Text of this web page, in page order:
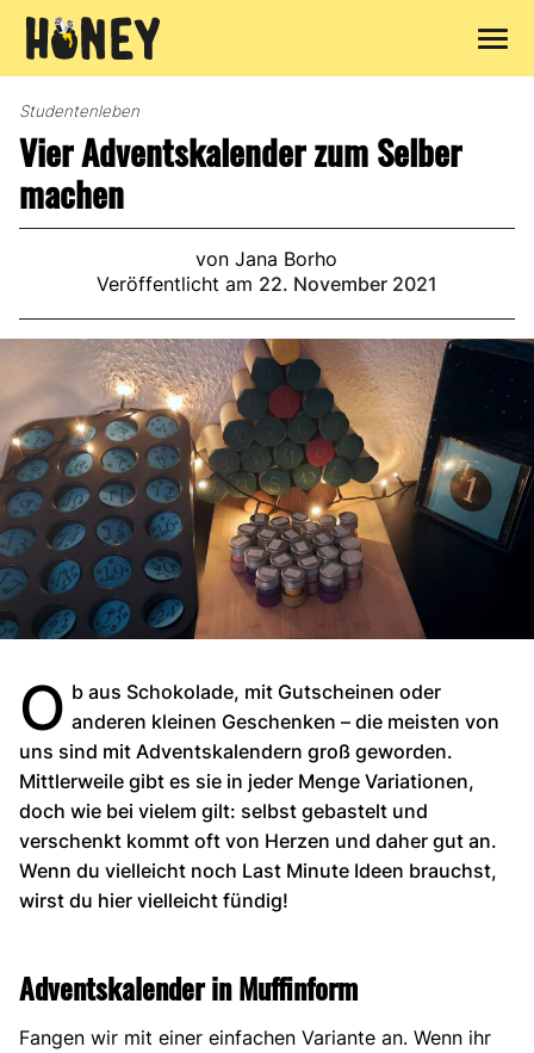
Inhalt
Studentenleben
Vier Adventskalender zum Selber
machen
von Jana Borho
Veröffentlicht am 22. November 2021
O b aus Schokolade, mit Gutscheinen oder
anderen kleinen Geschenken – die meisten von
uns sind mit Adventskalendern groß geworden.
Mittlerweile gibt es sie in jeder Menge Variationen,
doch wie bei vielem gilt: selbst gebastelt und
verschenkt kommt oft von Herzen und daher gut an.
Wenn du vielleicht noch Last Minute Ideen brauchst,
wirst du hier vielleicht fündig!
Adventskalender in Muffinform
Fangen wir mit einer einfachen Variante an. Wenn ihr